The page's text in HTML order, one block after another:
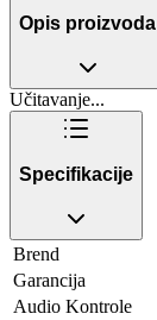
Opis proizvoda
Učitavanje...
Specifikacije
Brend
Garancija
Audio Kontrole